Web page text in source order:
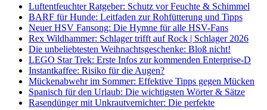
Luftentfeuchter Ratgeber: Schutz vor Feuchte & Schimmel
BARF für Hunde: Leitfaden zur Rohfütterung und Tipps
Neuer HSV Fansong: Die Hymne für alle HSV-Fans
Rex Wildhammer: Schlager trifft auf Rock | Schlager 2026
Die unbeliebtesten Weihnachtsgeschenke: Bloß nicht!
LEGO Star Trek: Erste Infos zur kommenden Enterprise‑D
Instantkaffee: Risiko für die Augen?
Mückenabwehr im Sommer: Effektive Tipps gegen Mücken
Spanisch für den Urlaub: Die wichtigsten Wörter & Sätze
Rasendünger mit Unkrautvernichter: Die perfekte